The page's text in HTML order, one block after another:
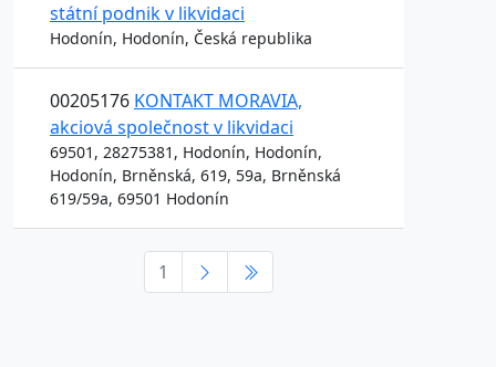
státní podnik v likvidaci
Hodonín, Hodonín, Česká republika
00205176 KONTAKT MORAVIA,
akciová společnost v likvidaci
69501, 28275381, Hodonín, Hodonín,
Hodonín, Brněnská, 619, 59a, Brněnská
619/59a, 69501 Hodonín
1